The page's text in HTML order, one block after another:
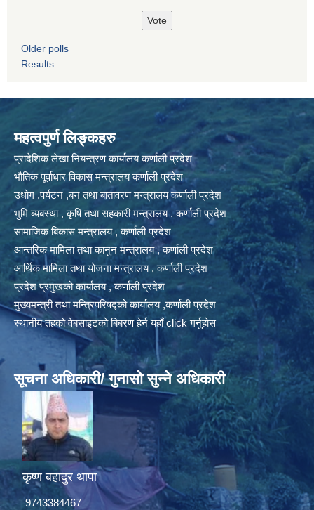
Older polls
Results
महत्वपुर्ण लिङ्कहरु
प्रादेशिक लेखा नियन्त्रण कार्यालय कर्णाली प्रदेश
भौतिक पूर्वाधार विकास मन्त्रालय कर्णाली प्रदेश
उधोग ,पर्यटन ,बन तथा बातावरण मन्त्रालय कर्णाली प्रदेश
भुमि ब्यबस्था , कृषि तथा सहकारी मन्त्रालय , कर्णाली प्रदेश
सामाजिक बिकास मन्त्रालय , कर्णाली प्रदेश
आन्तरिक मामिला तथा कानुन मन्त्रालय , कर्णाली प्रदेश
आर्थिक मामिला तथा योजना मन्त्रालय , कर्णाली प्रदेश
प्रदेश प्रमुखको कार्यालय , कर्णाली प्रदेश
मुख्यमन्त्री तथा मन्त्रिपरिषद्को कार्यालय ,कर्णाली प्रदेश
स्थानीय तहको वेबसाइटको बिबरण हेर्न यहाँ click गर्नुहोस
सूचना अधिकारी/ गुनासो सुन्ने अधिकारी
कृष्ण बहादुर थापा
9743384467